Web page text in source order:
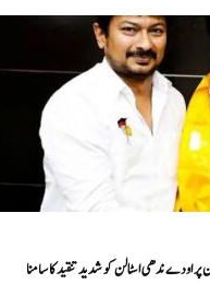
پر اودے ندھی اسٹالن کو شدید تنقید کا سامنا